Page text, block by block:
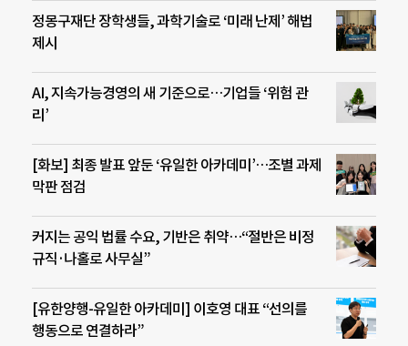
정몽구재단 장학생들, 과학기술로 ‘미래 난제’ 해법
제시
AI, 지속가능경영의 새 기준으로…기업들 ‘위험 관
리’
[화보] 최종 발표 앞둔 ‘유일한 아카데미’…조별 과제
막판 점검
커지는 공익 법률 수요, 기반은 취약…“절반은 비정
규직·나홀로 사무실”
[유한양행-유일한 아카데미] 이호영 대표 “선의를
행동으로 연결하라”